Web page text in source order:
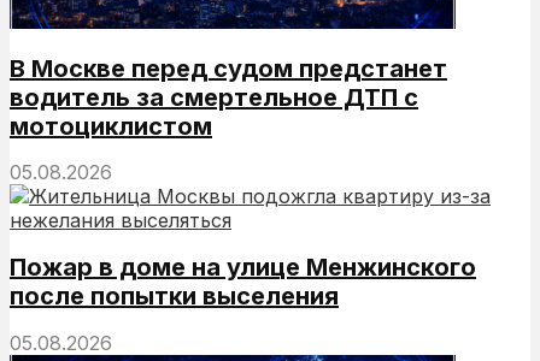
В Москве перед судом предстанет
водитель за смертельное ДТП с
мотоциклистом
05.08.2026
Пожар в доме на улице Менжинского
после попытки выселения
05.08.2026